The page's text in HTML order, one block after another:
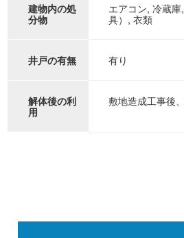
建物内の処
分物
エアコン, 冷蔵
具）, 衣類
井戸の有無 有り
解体後の利
用
敷地造成工事後